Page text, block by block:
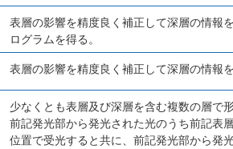
表層の影響を精度良く補正して深層の情報
ログラムを得る。
表層の影響を精度良く補正して深層の情報
少なくとも表層及び深層を含む複数の層で
前記発光部から発光された光のうち前記表
位置で受光すると共に、前記発光部から発